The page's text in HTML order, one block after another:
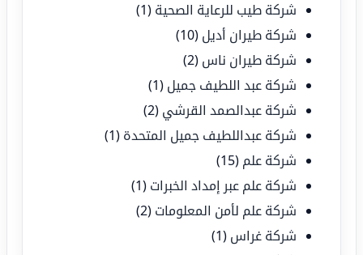
شركة طيب للرعاية الصحية (1)
شركة طيران أديل (10)
شركة طيران ناس (2)
شركة عبد اللطيف جميل (1)
شركة عبدالصمد القرشي (2)
شركة عبداللطيف جميل المتحدة (1)
شركة علم (15)
شركة علم عبر إمداد الخبرات (1)
شركة علم لأمن المعلومات (2)
شركة غراس (1)